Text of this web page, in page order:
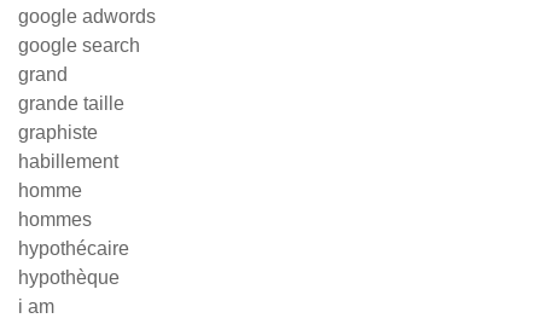
google adwords
google search
grand
grande taille
graphiste
habillement
homme
hommes
hypothécaire
hypothèque
i am